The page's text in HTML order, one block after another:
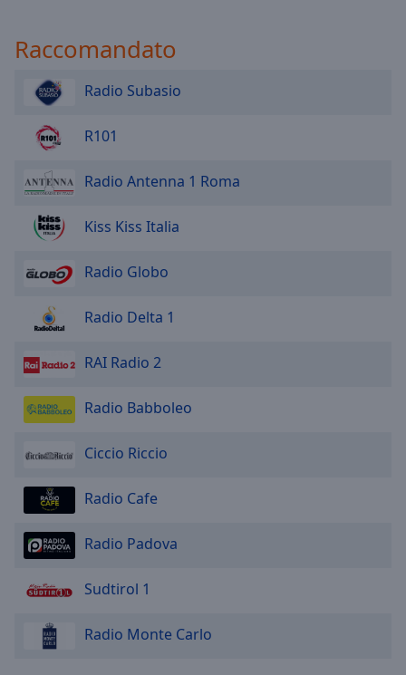
Raccomandato
Radio Subasio
R101
Radio Antenna 1 Roma
Kiss Kiss Italia
Radio Globo
Radio Delta 1
RAI Radio 2
Radio Babboleo
Ciccio Riccio
Radio Cafe
Radio Padova
Sudtirol 1
Radio Monte Carlo